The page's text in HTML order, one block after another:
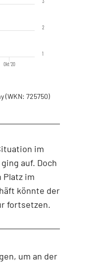
Okt '20
1
2
(WKN: 725750)
im
auf. Doch
im
könnte der
fortsetzen.
um an der